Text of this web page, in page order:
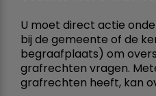
U moet direct actie
bij de gemeente of de
begraafplaats) om
grafrechten vragen.
grafrechten heeft, kan